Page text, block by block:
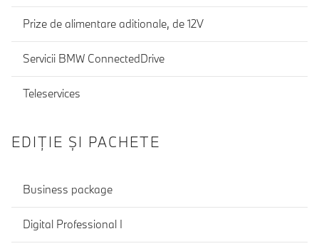
Prize de alimentare aditionale, de 12V
Servicii BMW ConnectedDrive
Teleservices
EDIŢIE ŞI PACHETE
Business package
Digital Professional I